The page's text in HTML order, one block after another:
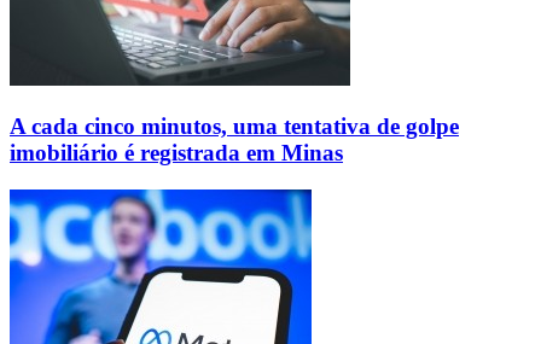
A cada cinco minutos, uma tentativa de golpe
imobiliário é registrada em Minas